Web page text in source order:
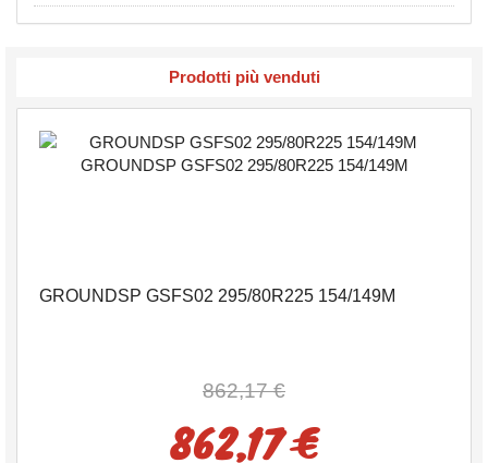
Prodotti più venduti
GROUNDSP GSFS02 295/80R225 154/149M
862,17 €
862,17 €